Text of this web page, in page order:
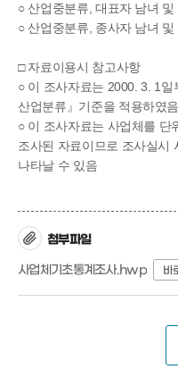
○ 산업중분류, 대표자 남녀
○ 산업중분류, 종사자 남녀
□ 자료이용시 참고사항
○ 이 조사자료는 2000. 3. 1
산업분류』기준을 적용하였음
○ 이 조사자료는 사업체를 단
조사된 자료이므로 조사실시
나타날 수 있음
첨부파일
사업체기초통계조사.hwp
바